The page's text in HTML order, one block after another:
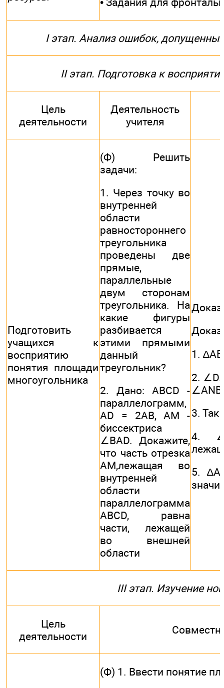
I этап. Анализ ошибок,
II этап. Подготовка к
Цель
деятельности
Деятельность
учителя
Подготовить
учащихся к
восприятию
понятия площади
многоугольника
(Ф) Решить
задачи:
1. Через точку во
внутренней
области
равностороннего
треугольника
проведены две
прямые,
параллельные
двум сторонам
треугольника. На
какие фигуры
разбивается
этими прямыми
данный
треугольник?
2. Дано: ABCD -
параллелограмм,
AD = 2АВ, AM -
биссектриса
∠BAD. Докажите,
что часть отрезка
AM,лежащая во
внутренней
области
параллелограмма
ABCD, равна
части, лежащей
во внешней
области
1.
2.
∠ANB
3. Так
4.
5.
III этап. Изучение
Цель
деятельности
(Ф) 1. Ввести понятие